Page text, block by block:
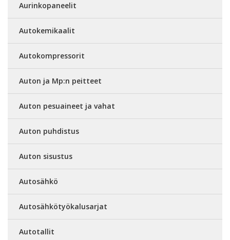
Aurinkopaneelit
Autokemikaalit
Autokompressorit
Auton ja Mp:n peitteet
Auton pesuaineet ja vahat
Auton puhdistus
Auton sisustus
Autosähkö
Autosähkötyökalusarjat
Autotallit